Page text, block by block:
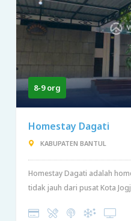
8-9 org
Homestay Dagati
KABUPATEN BANTUL
Homestay Dagati adalah
tidak jauh dari pusat Kota